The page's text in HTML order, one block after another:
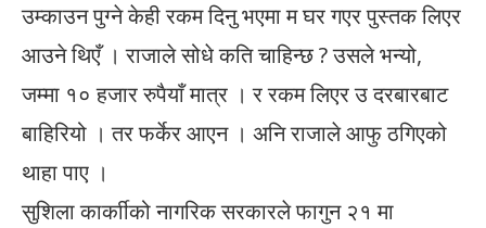
उम्काउन पुग्ने केही रकम दिनु भएमा म घर गएर पुस्तक लिएर
आउने थिएँ । राजाले सोधे कति चाहिन्छ ? उसले भन्यो,
जम्मा १० हजार रुपैयाँ मात्र । र रकम लिएर उ दरबारबाट
बाहिरियो । तर फर्केर आएन । अनि राजाले आफु ठगिएको
थाहा पाए ।
सुशिला कार्काीको नागरिक सरकारले फागुन २१ मा